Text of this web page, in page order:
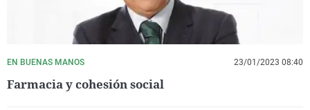
EN BUENAS MANOS 23/01/2023 08:40
Farmacia y cohesión social